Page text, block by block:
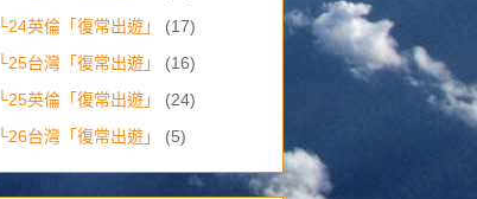
└24英倫「復常出遊」
(17)
└25台灣「復常出遊」
(16)
└25英倫「復常出遊」
(24)
└26台灣「復常出遊」
(5)